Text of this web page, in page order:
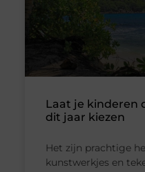
Laat je kinderen
dit jaar kiezen
Het zijn prachtige
kunstwerkjes en